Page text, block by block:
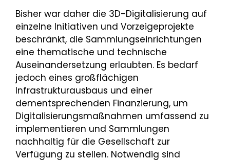
Bisher war daher die 3D-Digitalisierung auf
einzelne Initiativen und Vorzeigeprojekte
beschränkt, die Sammlungseinrichtungen
eine thematische und technische
Auseinandersetzung erlaubten. Es bedarf
jedoch eines großflächigen
Infrastrukturausbaus und einer
dementsprechenden Finanzierung, um
Digitalisierungsmaßnahmen umfassend zu
implementieren und Sammlungen
nachhaltig für die Gesellschaft zur
Verfügung zu stellen. Notwendig sind